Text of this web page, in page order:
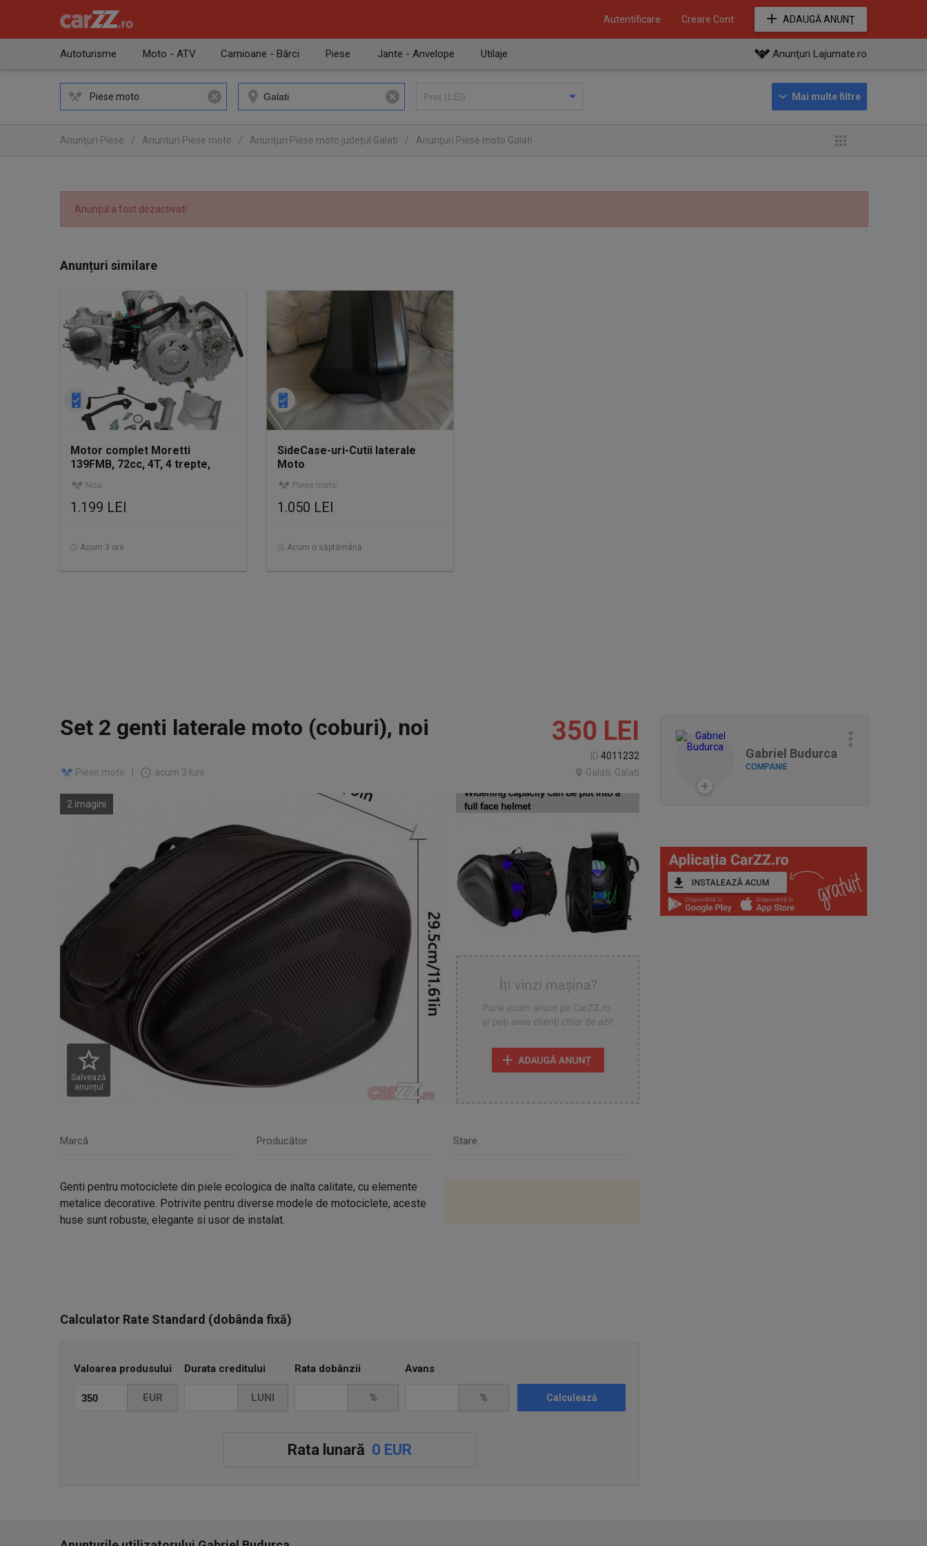
Autentificare Creare Cont ADAUGĂ ANUNŢ
Autoturisme Moto - ATV Camioane - Bărci Piese Jante - Anvelope Utilaje Anunţuri Lajumate.ro
Piese moto
Anunţuri Piese / Anunţuri Piese moto / Anunţuri Piese moto judeţul Galati / Anunţuri Piese moto Galati
Anunțul a fost dezactivat!
Anunțuri similare
Motor complet Moretti
139FMB, 72cc, 4T, 4 trepte,
ambreiaj manual
Nou
1.199 LEI
Acum 3 ore
SideCase-uri-Cutii laterale
Moto
Piese moto
1.050 LEI
Acum o săptămână
Gabriel Budurca
COMPANIE
Set 2 genti laterale moto (coburi), noi 350 LEI
ID 4011232
Piese moto
acum 3 luni Galati, Galati
Salvează
anunțul
2 imagini
Marcă Producător Stare
Genti pentru motociclete din piele ecologica de inalta calitate, cu elemente
metalice decorative. Potrivite pentru diverse modele de motociclete, aceste
huse sunt robuste, elegante si usor de instalat.
Calculator Rate Standard (dobânda fixă)
Valoarea produsului
EUR
Durata creditului
LUNI
Rata dobânzii
%
Avans
% Calculează
Rata lunară 0 EUR